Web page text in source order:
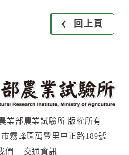
回上頁
業部農業試驗所 版權所有
霧峰區萬豐里中正路189號
們
交通資訊